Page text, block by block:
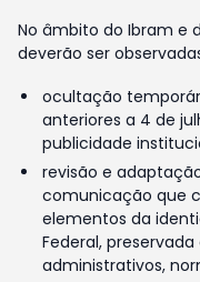
No âmbito do Ibram e
deverão ser
ocultação
anteriores a 4 de
publicidade
revisão e
comunicação que
elementos da
Federal,
administrativos,